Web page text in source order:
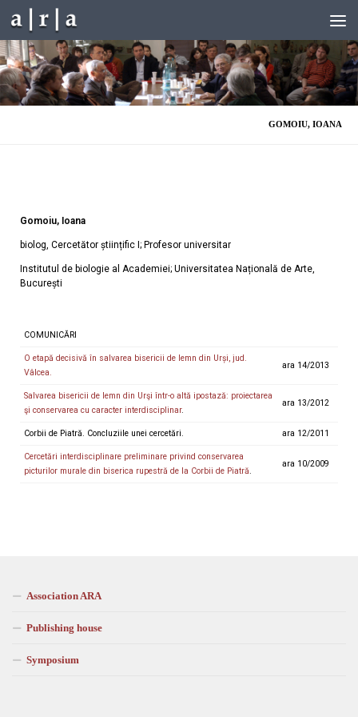
Skip to content
GOMOIU, IOANA
Gomoiu, Ioana
biolog, Cercetător științific I; Profesor universitar
Institutul de biologie al Academiei; Universitatea Națională de Arte,
București
COMUNICĂRI
O etapă decisivă în salvarea bisericii de lemn din Urși, jud.
Vâlcea.
ara 14/2013
Salvarea bisericii de lemn din Urşi într-o altă ipostază: proiectarea
şi conservarea cu caracter interdisciplinar.
ara 13/2012
Corbii de Piatră. Concluziile unei cercetări. ara 12/2011
Cercetări interdisciplinare preliminare privind conservarea
picturilor murale din biserica rupestră de la Corbii de Piatră.
ara 10/2009
Association ARA
Publishing house
Symposium